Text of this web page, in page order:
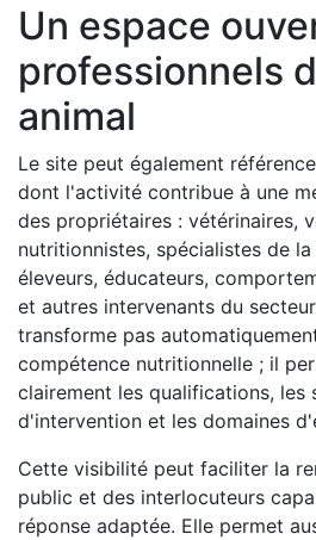
Un espace
professionnels
animal
Le site peut également
dont l'activité contribue à une
des propriétaires : vétérinaires,
nutritionnistes, spécialistes de
éleveurs, éducateurs,
et autres intervenants du
transforme pas
compétence nutritionnelle ; il
clairement les qualifications, les
d'intervention et les domaines
Cette visibilité peut faciliter la
public et des interlocuteurs
réponse adaptée. Elle permet